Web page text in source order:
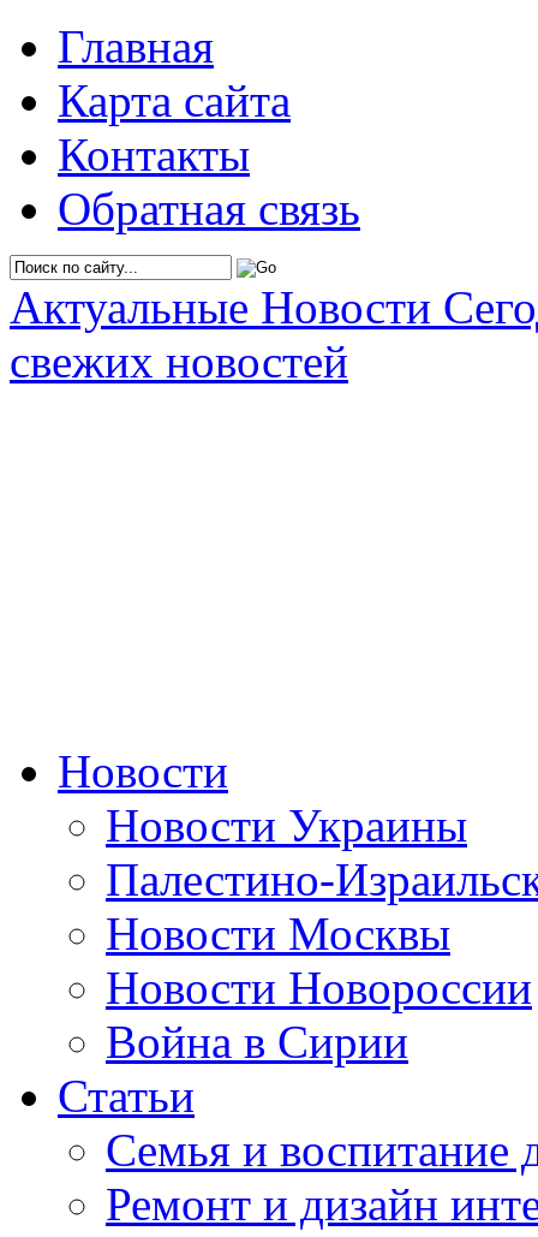
Главная
Карта сайта
Контакты
Обратная связь
Актуальные Новости
свежих новостей
Новости
Новости Украины
Палестино-
Новости Москвы
Новости Новороссии
Война в Сирии
Статьи
Семья и воспитание
Ремонт и дизайн